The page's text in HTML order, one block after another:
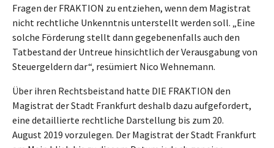
Fragen der FRAKTION zu entziehen, wenn dem Magistrat
nicht rechtliche Unkenntnis unterstellt werden soll. „Eine
solche Förderung stellt dann gegebenenfalls auch den
Tatbestand der Untreue hinsichtlich der Verausgabung von
Steuergeldern dar“, resümiert Nico Wehnemann.
Über ihren Rechtsbeistand hatte DIE FRAKTION den
Magistrat der Stadt Frankfurt deshalb dazu aufgefordert,
eine detaillierte rechtliche Darstellung bis zum 20.
August 2019 vorzulegen. Der Magistrat der Stadt Frankfurt